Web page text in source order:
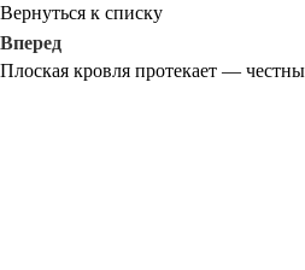
Вернуться к списку
Вперед
Плоская кровля протекает —